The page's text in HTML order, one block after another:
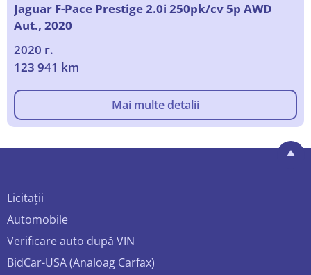
Jaguar F-Pace Prestige 2.0i 250pk/cv 5p AWD
Aut., 2020
2020 г.
123 941 km
Mai multe detalii
Licitații
Automobile
Verificare auto după VIN
BidCar-USA (Analoag Carfax)